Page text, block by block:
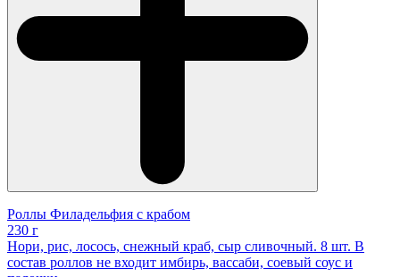
Роллы Филадельфия с крабом
230 г
Нори, рис, лосось, снежный краб, сыр сливочный. 8 шт. В
состав роллов не входит имбирь, вассаби, соевый соус и